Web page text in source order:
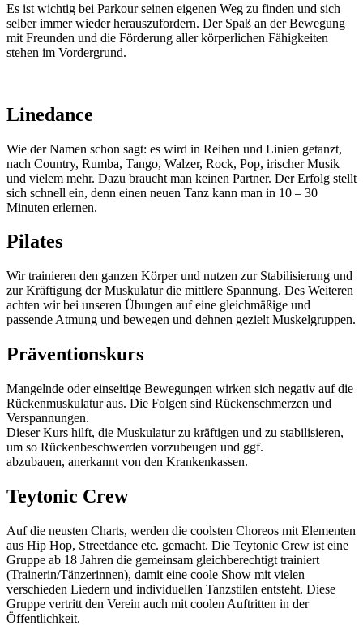
Es ist wichtig bei Parkour seinen eigenen Weg zu finden und sich
selber immer wieder herauszufordern. Der Spaß an der Bewegung
mit Freunden und die Förderung aller körperlichen Fähigkeiten
stehen im Vordergrund.
Linedance
Wie der Namen schon sagt: es wird in Reihen und Linien getanzt,
nach Country, Rumba, Tango, Walzer, Rock, Pop, irischer Musik
und vielem mehr. Dazu braucht man keinen Partner. Der Erfolg stellt
sich schnell ein, denn einen neuen Tanz kann man in 10 – 30
Minuten erlernen.
Pilates
Wir trainieren den ganzen Körper und nutzen zur Stabilisierung und
zur Kräftigung der Muskulatur die mittlere Spannung. Des Weiteren
achten wir bei unseren Übungen auf eine gleichmäßige und
passende Atmung und bewegen und dehnen gezielt Muskelgruppen.
Präventionskurs
Mangelnde oder einseitige Bewegungen wirken sich negativ auf die
Rückenmuskulatur aus. Die Folgen sind Rückenschmerzen und
Verspannungen.
Dieser Kurs hilft, die Muskulatur zu kräftigen und zu stabilisieren,
um so Rückenbeschwerden vorzubeugen und ggf.
abzubauen, anerkannt von den Krankenkassen.
Teytonic Crew
Auf die neusten Charts, werden die coolsten Choreos mit Elementen
aus Hip Hop, Streetdance etc. gemacht. Die Teytonic Crew ist eine
Gruppe ab 18 Jahren die gemeinsam gleichberechtigt trainiert
(Trainerin/Tänzerinnen), damit eine coole Show mit vielen
verschieden Liedern und individuellen Tanzstilen entsteht. Diese
Gruppe vertritt den Verein auch mit coolen Auftritten in der
Öffentlichkeit.